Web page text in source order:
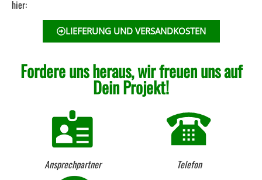
hier:
LIEFERUNG UND VERSANDKOSTEN
Fordere uns heraus, wir freuen uns auf
Dein Projekt!
Ansprechpartner Telefon